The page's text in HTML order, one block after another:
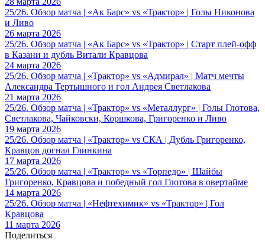
25/26. Обзор матча | «Ак Барс» vs «Трактор» | Голы Никонова
и Ливо
26 марта 2026
25/26. Обзор матча | «Ак Барс» vs «Трактор» | Старт плей-офф
в Казани и дубль Витали Кравцова
24 марта 2026
25/26. Обзор матча | «Трактор» vs «Адмирал» | Матч мечты
Александра Тертышного и гол Андрея Светлакова
21 марта 2026
25/26. Обзор матча | «Трактор» vs «Металлург» | Голы Глотова,
Светлакова, Чайковски, Коршкова, Григоренко и Ливо
19 марта 2026
25/26. Обзор матча | «Трактор» vs СКА | Дубль Григоренко,
Кравцов догнал Глинкина
17 марта 2026
25/26. Обзор матча | «Трактор» vs «Торпедо» | Шайбы
Григоренко, Кравцова и победный гол Глотова в овертайме
14 марта 2026
25/26. Обзор матча | «Нефтехимик» vs «Трактор» | Гол
Кравцова
11 марта 2026
Поделиться